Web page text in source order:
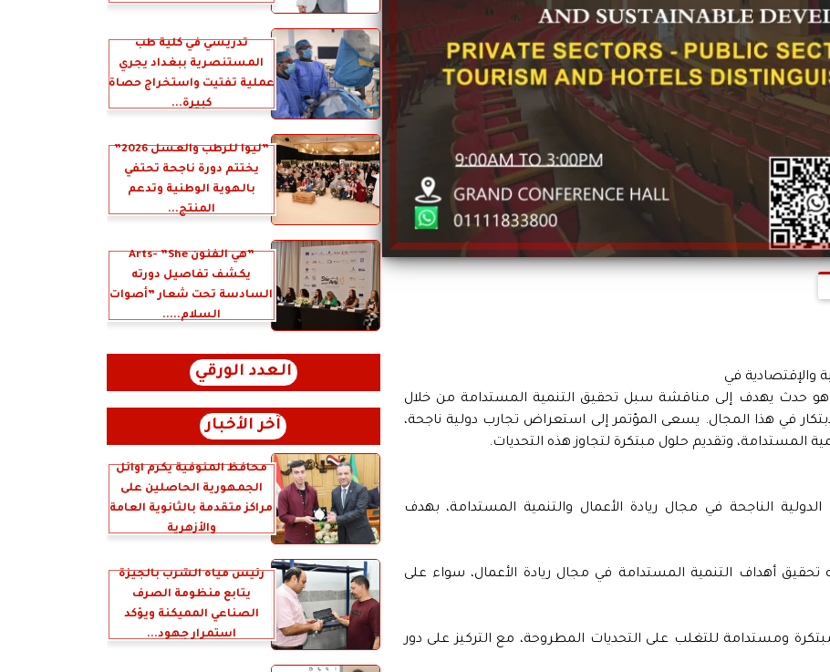
والإقتصادية في
هو حدث يهدف إلى مناقشة سبل تحقيق التنمية المستدامة من خلال
في هذا المجال. يسعى المؤتمر إلى استعراض تجارب دولية ناجحة،
المستدامة، وتقديم حلول مبتكرة لتجاوز هذه التحديات.
الناجحة في مجال ريادة الأعمال والتنمية المستدامة، بهدف
تحقيق أهداف التنمية المستدامة في مجال ريادة الأعمال، سواء على
ومستدامة للتغلب على التحديات المطروحة، مع التركيز على دور
تدريسي في كلية طب
المستنصرية ببغداد يجري
عملية تفتيت واستخراج حصاة
كبيرة...
”ليوا للرطب والعسل 2026”
يختتم دورة ناجحة تحتفي
بالهوية الوطنية وتدعم
المنتج...
”هي الفنون Arts- ”She
يكشف تفاصيل دورته
السادسة تحت شعار ”أصوات
السلام.....
العدد الورقي
آخر الأخبار
محافظ المنوفية يكرم أوائل
الجمهورية الحاصلين على
مراكز متقدمة بالثانوية العامة
والأزهرية
رئيس مياه الشرب بالجيزة
يتابع منظومة الصرف
الصناعي المميكنة ويؤكد
استمرار جهود...